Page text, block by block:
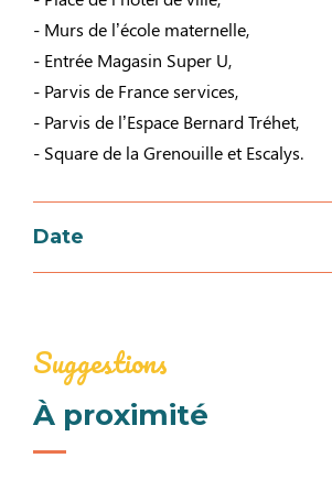
- Murs de l’école maternelle,
- Entrée Magasin Super U,
- Parvis de France services,
- Parvis de l’Espace Bernard Tréhet,
- Square de la Grenouille et Escalys.
Date
Suggestions
À proximité